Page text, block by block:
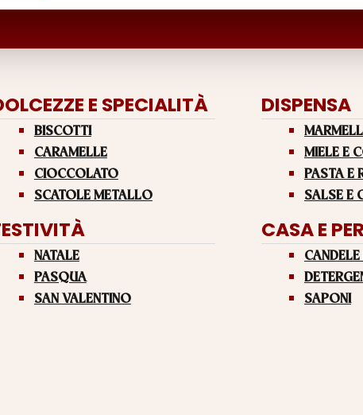
E SPECIALITÀ
BISCOTTI
CARAMELLE
CIOCCOLATO
SCATOLE METALLO
NATALE
PASQUA
SAN VALENTINO
DISPENSA
MIELE E
PASTA E
SALSE E
CASA E
SAPONI